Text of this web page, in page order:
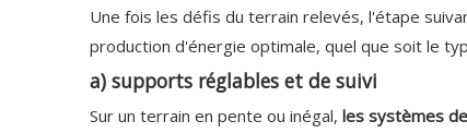
Une fois les défis du terrain relevés, l'étape
production d'énergie optimale, quel que soit le
a) supports réglables et de suivi
Sur un terrain en pente ou inégal, les systèmes